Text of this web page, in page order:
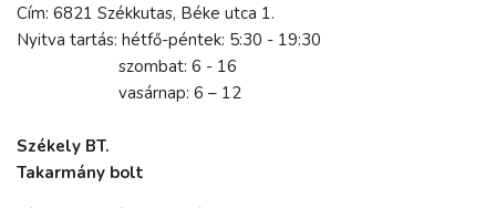
Cím: 6821 Székkutas, Béke utca 1.
Nyitva tartás: hétfő-péntek: 5:30 - 19:30
szombat: 6 - 16
vasárnap: 6 – 12
Székely BT.
Takarmány bolt